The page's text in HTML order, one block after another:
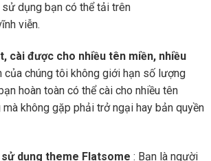
sử dụng bạn có thể tải trên
viễn.
cài được cho nhiều tên miền, nhiều
của chúng tôi không giới hạn số lượng
hoàn toàn có thể cài cho nhiều tên
mà không gặp phải trở ngại hay bản quyền
dụng theme Flatsome : Bạn là người